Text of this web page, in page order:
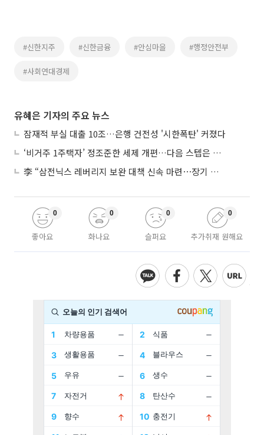
#신한지주 #신한금융 #안심마을 #행정안전부
#사회연대경제
유혜은 기자의 주요 뉴스
잠재적 부실 대출 10조…은행 건전성 '시한폭탄' 커졌다
‘비거주 1주택자’ 정조준한 세제 개편…다음 스텝은 금융 대책
李 “삼전닉스 레버리지 보완 대책 신속 마련⋯장기 채무 과감히 탕감”
좋아요
0
화나요
0
슬퍼요
0
추가취재 원해요
0